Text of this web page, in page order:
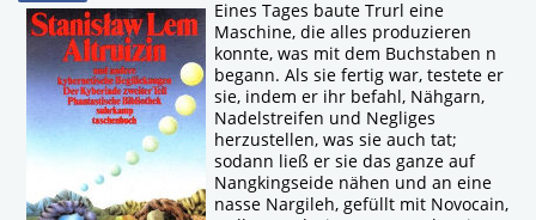
Eines Tages baute Trurl eine
Maschine, die alles produzieren
konnte, was mit dem Buchstaben n
begann. Als sie fertig war, testete er
sie, indem er ihr befahl, Nähgarn,
Nadelstreifen und Negliges
herzustellen, was sie auch tat;
sodann ließ er sie das ganze auf
Nangkingseide nähen und an eine
nasse Nargileh, gefüllt mit Novocain,